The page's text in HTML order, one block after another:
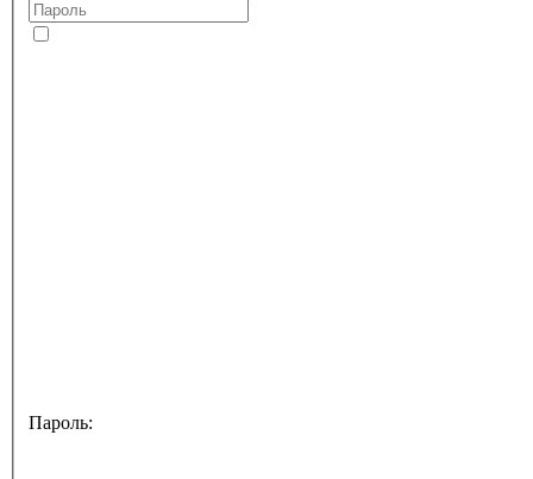
Пароль: